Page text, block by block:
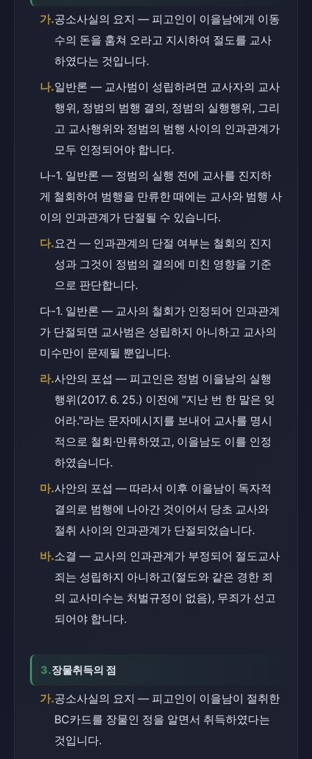
가.공소사실의 요지 — 피고인이 이을남에게 이동
수의 돈을 훔쳐 오라고 지시하여 절도를 교사
하였다는 것입니다.
나.일반론 — 교사범이 성립하려면 교사자의 교사
행위, 정범의 범행 결의, 정범의 실행행위, 그리
고 교사행위와 정범의 범행 사이의 인과관계가
모두 인정되어야 합니다.
나-1. 일반론 — 정범의 실행 전에 교사를 진지하
게 철회하여 범행을 만류한 때에는 교사와 범행 사
이의 인과관계가 단절될 수 있습니다.
다.요건 — 인과관계의 단절 여부는 철회의 진지
성과 그것이 정범의 결의에 미친 영향을 기준
으로 판단합니다.
다-1. 일반론 — 교사의 철회가 인정되어 인과관계
가 단절되면 교사범은 성립하지 아니하고 교사의
미수만이 문제될 뿐입니다.
라.사안의 포섭 — 피고인은 정범 이을남의 실행
행위(2017. 6. 25.) 이전에 "지난 번 한 말은 잊
어라."라는 문자메시지를 보내어 교사를 명시
적으로 철회·만류하였고, 이을남도 이를 인정
하였습니다.
마.사안의 포섭 — 따라서 이후 이을남이 독자적
결의로 범행에 나아간 것이어서 당초 교사와
절취 사이의 인과관계가 단절되었습니다.
바.소결 — 교사의 인과관계가 부정되어 절도교사
죄는 성립하지 아니하고(절도와 같은 경한 죄
의 교사미수는 처벌규정이 없음), 무죄가 선고
되어야 합니다.
3.장물취득의 점
가.공소사실의 요지 — 피고인이 이을남이 절취한
BC카드를 장물인 정을 알면서 취득하였다는
것입니다.